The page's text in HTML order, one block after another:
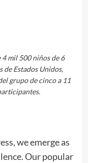
mil 500 niños de 6
de Estados Unidos,
grupo de cinco a 11
we emerge as
Our popular